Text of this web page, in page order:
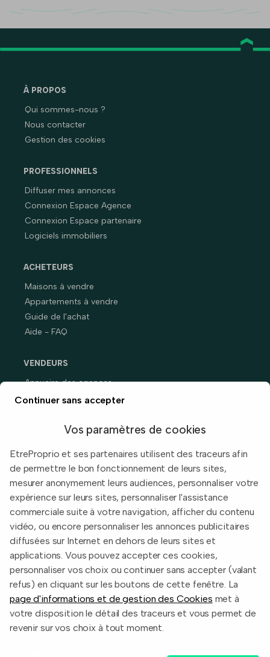
À PROPOS
Qui sommes-nous ?
Nous contacter
Gestion des cookies
PROFESSIONNELS
Diffuser mes annonces
Connexion Espace Agence
Connexion Espace partenaire
Logiciels immobiliers
ACHETEURS
Maisons à vendre
Appartements à vendre
Guide de l'achat
Aide - FAQ
VENDEURS
Annuaire des agences
Prix immobiliers en France
Informations légales
Conditions d'utilisation
Politique de confidentialité
2026 EtreProprio.com
Continuer sans accepter
Vos paramètres de cookies
EtreProprio et ses partenaires utilisent des traceurs afin
de permettre le bon fonctionnement de leurs sites,
mesurer anonymement leurs audiences, personnaliser votre
expérience sur leurs sites, personnaliser l'assistance
commerciale suite à votre navigation, afficher du contenu
vidéo, ou encore personnaliser les annonces publicitaires
diffusées sur Internet en dehors de leurs sites et
applications. Vous pouvez accepter ces cookies,
personnaliser vos choix ou continuer sans accepter (valant
refus) en cliquant sur les boutons de cette fenêtre. La
page d'informations et de gestion des Cookies met à
votre disposition le détail des traceurs et vous permet de
revenir sur vos choix à tout moment.
EtreProprio - Annonces immo